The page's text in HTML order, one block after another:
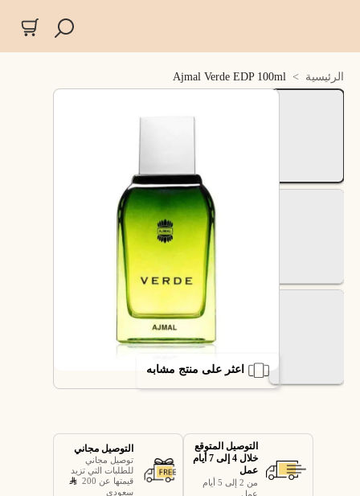
الرئيسية >
Ajmal Verde EDP 100ml
اعثر على منتج مشابه
التوصيل المتوقع
خلال 4 إلى 7 أيام
عمل
من 2 إلى 5 أيام
عمل
التوصيل مجاني
توصيل مجاني
للطلبات التي تزيد
قيمتها عن 200
سعودي